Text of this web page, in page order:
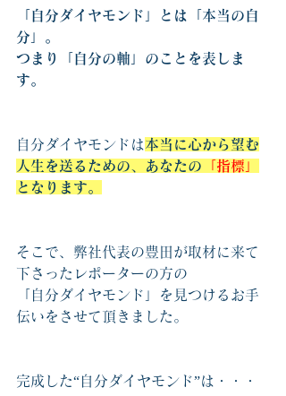
「自分ダイヤモンド」とは「本当の自
分」。
つまり「自分の軸」のことを表しま
す。
自分ダイヤモンドは本当に心から望む
人生を送るための、あなたの 「指標」
となります。
そこで、弊社代表の豊田が取材に来て
下さったレポーターの方の
「自分ダイヤモンド」を見つけるお手
伝いをさせて頂きました。
完成した“自分ダイヤモンド”は・・・